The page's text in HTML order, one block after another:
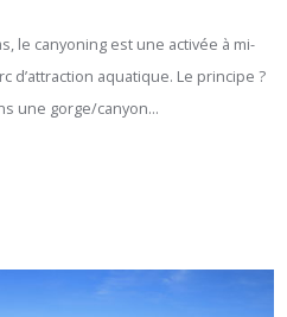
le canyoning est une activée à mi-
d’attraction aquatique. Le principe ?
une gorge/canyon…